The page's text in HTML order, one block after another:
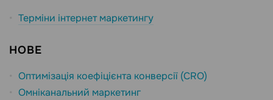
Терміни інтернет маркетингу
НОВЕ
Оптимізація коефіцієнта конверсії (CRO)
Омніканальний маркетинг